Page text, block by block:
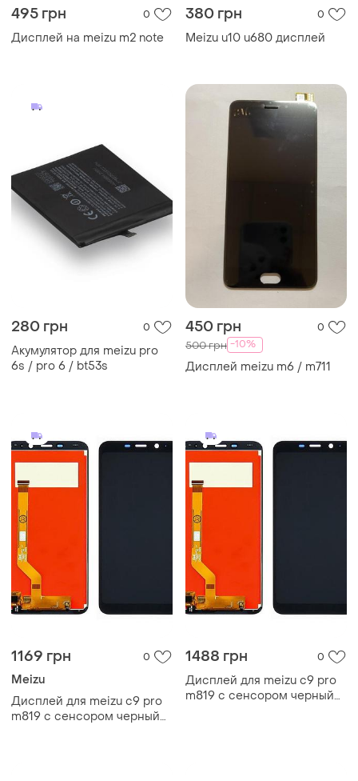
495 грн 0
Дисплей на meizu m2 note
380 грн 0
Meizu u10 u680 дисплей
280 грн 0
Акумулятор для meizu pro
6s / pro 6 / bt53s
450 грн 0
500 грн -10%
Дисплей meizu m6 / m711
1169 грн 0
Meizu
Дисплей для meizu c9 pro
m819 с сенсором черный
1488 грн 0
Дисплей для meizu c9 pro
m819 с сенсором черный